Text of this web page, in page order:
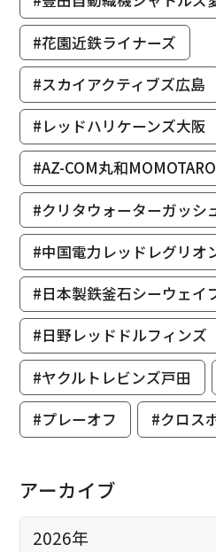
#花園近鉄ライナーズ
#スカイアクティブズ広島
#レッドハリケーンズ大阪
#AZ-COM丸和
#クリタウォーターガッシ
#中国電力レッドレグリオ
#日本製鉄釜石シーウェイ
#日野レッドドルフィンズ
#ヤクルトレビンズ戸田
#プレーオフ
#クロス
アーカイブ
2026年